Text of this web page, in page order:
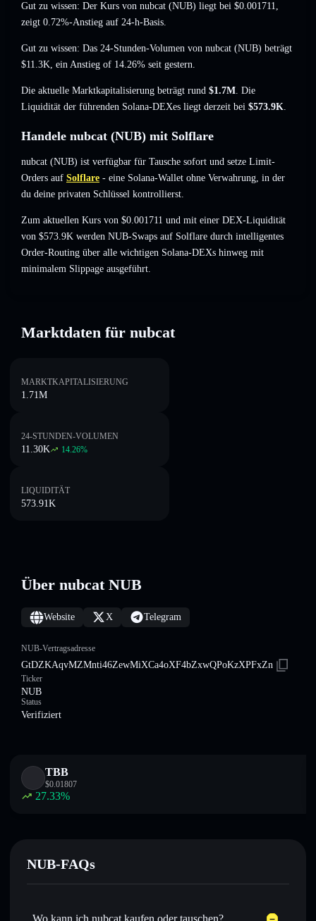
Gut zu wissen: Der Kurs von nubcat (NUB) liegt bei $0.001711,
zeigt 0.72%-Anstieg auf 24-h-Basis.
Gut zu wissen: Das 24-Stunden-Volumen von nubcat (NUB) beträgt
$11.3K, ein Anstieg of 14.26% seit gestern.
Die aktuelle Marktkapitalisierung beträgt rund $1.7M. Die
Liquidität der führenden Solana-DEXes liegt derzeit bei $573.9K.
Handele nubcat (NUB) mit Solflare
nubcat (NUB) ist verfügbar für Tausche sofort und setze Limit-
Orders auf Solflare - eine Solana-Wallet ohne Verwahrung, in der
du deine privaten Schlüssel kontrollierst.
Zum aktuellen Kurs von $0.001711 und mit einer DEX-Liquidität
von $573.9K werden NUB-Swaps auf Solflare durch intelligentes
Order-Routing über alle wichtigen Solana-DEXs hinweg mit
minimalem Slippage ausgeführt.
Marktdaten für nubcat
MARKTKAPITALISIERUNG
1.71M
24-STUNDEN-VOLUMEN
11.30K 14.26%
LIQUIDITÄT
573.91K
Über nubcat NUB
Website X Telegram
NUB-Vertragsadresse
GtDZKAqvMZMnti46ZewMiXCa4oXF4bZxwQPoKzXPFxZn
Ticker
NUB
Status
Verifiziert
TBB
$0.01807
27.33%
NUB-FAQs
Wo kann ich nubcat kaufen oder tauschen?